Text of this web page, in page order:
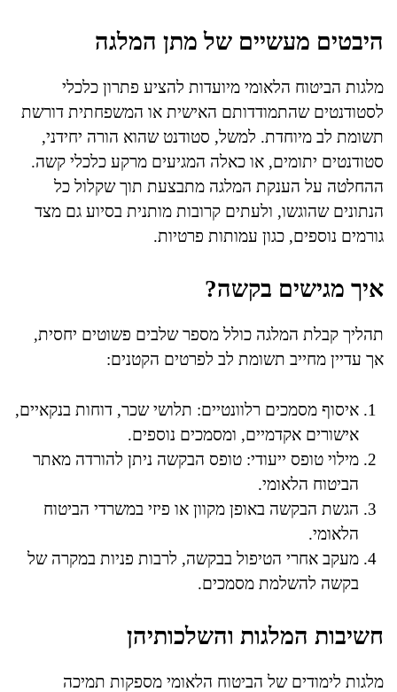
היבטים מעשיים של מתן המלגה
מלגות הביטוח הלאומי מיועדות להציע פתרון כלכלי
לסטודנטים שהתמודדותם האישית או המשפחתית דורשת
תשומת לב מיוחדת. למשל, סטודנט שהוא הורה יחידני,
סטודנטים יתומים, או כאלה המגיעים מרקע כלכלי קשה.
ההחלטה על הענקת המלגה מתבצעת תוך שקלול כל
הנתונים שהוגשו, ולעתים קרובות מותנית בסיוע גם מצד
גורמים נוספים, כגון עמותות פרטיות.
איך מגישים בקשה?
תהליך קבלת המלגה כולל מספר שלבים פשוטים יחסית,
אך עדיין מחייב תשומת לב לפרטים הקטנים:
איסוף מסמכים רלוונטיים: תלושי שכר, דוחות בנקאיים,
אישורים אקדמיים, ומסמכים נוספים.
מילוי טופס ייעודי: טופס הבקשה ניתן להורדה מאתר
הביטוח הלאומי.
הגשת הבקשה באופן מקוון או פיזי במשרדי הביטוח
הלאומי.
מעקב אחרי הטיפול בבקשה, לרבות פניות במקרה של
בקשה להשלמת מסמכים.
חשיבות המלגות והשלכותיהן
מלגות לימודים של הביטוח הלאומי מספקות תמיכה